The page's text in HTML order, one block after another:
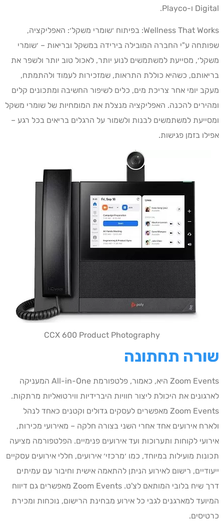
Digital ו-Playco.
Wellness That Works: בפיתוח ׳שומרי משקל׳: האפליקציה,
שפותחה ע"י החברה המובילה בירידה במשקל ובריאות – ׳שומרי
משקל׳, מסייעת למשתמשים לנוע יותר, לאכול טוב יותר ולשפר את
בריאותם, כשהיא כוללת התראות, שמזכירות לעמוד ולהתמתח,
מעקב יומי אחר צריכת מים, כלים לשיפור החשיבה ומתכונים קלים
ומהירים להכנה. האפליקציה מנצלת את המומחיות של שומרי משקל
ומסייעת למשתמשים לבנות ולשמור על הרגלים בריאים בכל רגע –
אפילו בזמן פגישות.
CCX 600 Product Photography
שורה תחתונה
Zoom Events היא, כאמור, פלטפורמת All-in-One המעניקה
לארגונים את היכולת ליצור חוויות היברידיות ווירטואליות מרתקות.
Zoom Events מאפשרים לעסקים גדולים וקטנים כאחד לנהל
ולארח אירועים אחד אחרי השני בצורה חלקה – מאירועי מכירות,
אירועי לקוחות ותערוכות ועד אירועים פנימיים. הפלטפורמה מציעה
תכונות מועילות במיוחד, כמו ׳מרכזי׳ אירועים, חללי אירועים עסקיים
ייעודיים, רישום לאירוע הניתן להתאמה אישית וחיבור עם עמיתים
דרך שיח בלובי המותאם לצ'ט. Zoom Events מאפשרים גם דיווח
המיועד למארגנים לגבי כל אירוע מבחינת הרישום, נוכחות ומכירת
כרטיסים.